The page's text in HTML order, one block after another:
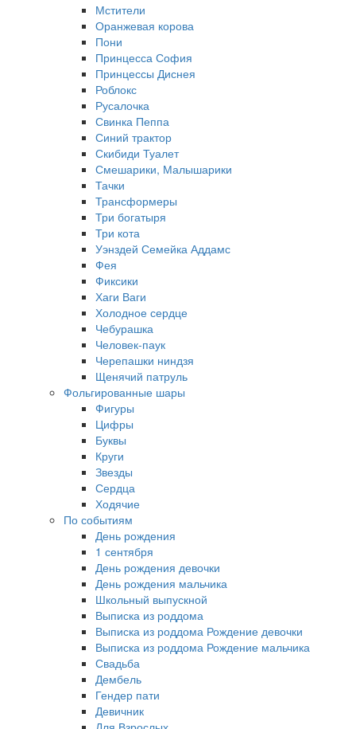
Мстители
Оранжевая корова
Пони
Принцесса София
Принцессы Диснея
Роблокс
Русалочка
Свинка Пеппа
Синий трактор
Скибиди Туалет
Смешарики, Малышарики
Тачки
Трансформеры
Три богатыря
Три кота
Уэнздей Семейка Аддамс
Фея
Фиксики
Хаги Ваги
Холодное сердце
Чебурашка
Человек-паук
Черепашки ниндзя
Щенячий патруль
Фольгированные шары
Фигуры
Цифры
Буквы
Круги
Звезды
Сердца
Ходячие
По событиям
День рождения
1 сентября
День рождения девочки
День рождения мальчика
Школьный выпускной
Выписка из роддома
Выписка из роддома Рождение девочки
Выписка из роддома Рождение мальчика
Свадьба
Дембель
Гендер пати
Девичник